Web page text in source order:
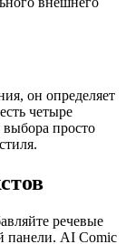
он определяет
четыре
просто
речевые
панели. AI Comic